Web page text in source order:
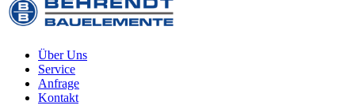
Über Uns
Service
Anfrage
Kontakt